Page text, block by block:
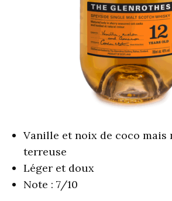
Vanille et noix de coco mais
terreuse
Léger et doux
Note : 7/10